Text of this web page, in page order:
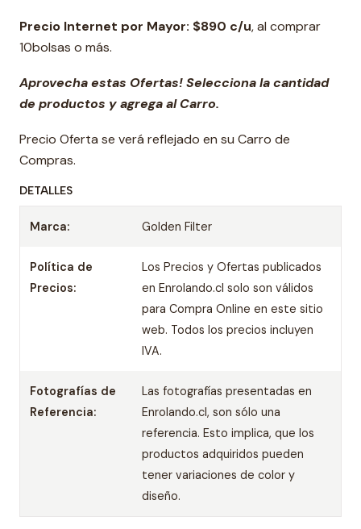
Precio Internet por Mayor: $890 c/u, al comprar
10bolsas o más.
Aprovecha estas Ofertas! Selecciona la cantidad
de productos y agrega al Carro.
Precio Oferta se verá reflejado en su Carro de
Compras.
DETALLES
Marca: Golden Filter
Política de
Precios:
Los Precios y Ofertas publicados
en Enrolando.cl solo son válidos
para Compra Online en este sitio
web. Todos los precios incluyen
IVA.
Fotografías de
Referencia:
Las fotografías presentadas en
Enrolando.cl, son sólo una
referencia. Esto implica, que los
productos adquiridos pueden
tener variaciones de color y
diseño.